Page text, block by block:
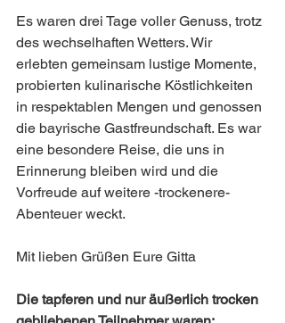
Es waren drei Tage voller Genuss, trotz
des wechselhaften Wetters. Wir
erlebten gemeinsam lustige Momente,
probierten kulinarische Köstlichkeiten
in respektablen Mengen und genossen
die bayrische Gastfreundschaft. Es war
eine besondere Reise, die uns in
Erinnerung bleiben wird und die
Vorfreude auf weitere -trockenere-
Abenteuer weckt.
Mit lieben Grüßen Eure Gitta
Die tapferen und nur äußerlich trocken